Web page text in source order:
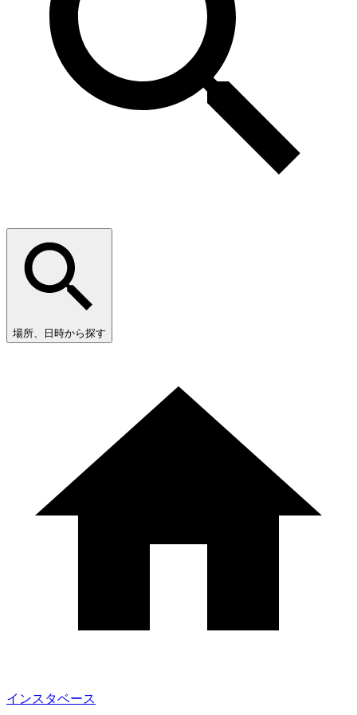
場所、日時から探す
インスタベース